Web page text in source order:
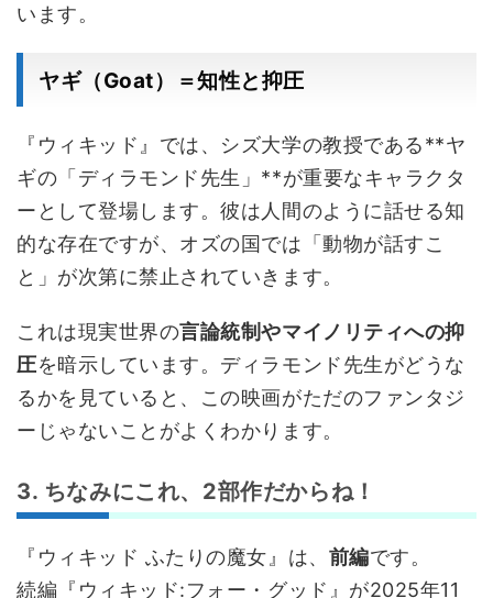
います。
ヤギ（Goat）＝知性と抑圧
『ウィキッド』では、シズ大学の教授である**ヤ
ギの「ディラモンド先生」**が重要なキャラクタ
ーとして登場します。彼は人間のように話せる知
的な存在ですが、オズの国では「動物が話すこ
と」が次第に禁止されていきます。
これは現実世界の言論統制やマイノリティへの抑
圧を暗示しています。ディラモンド先生がどうな
るかを見ていると、この映画がただのファンタジ
ーじゃないことがよくわかります。
3. ちなみにこれ、2部作だからね！
『ウィキッド ふたりの魔女』は、 前編です。
続編『ウィキッド:フォー・グッド』が2025年11